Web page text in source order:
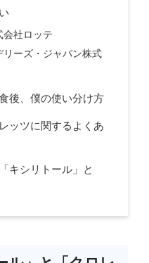
会社ロッテ
リーズ・ジャパン株式
後、僕の使い分け方
ッツに関するよくあ
キシリトール」と